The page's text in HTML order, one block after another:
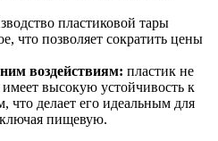
пластиковой тары
что позволяет сократить цены
воздействиям: пластик не
высокую устойчивость к
что делает его идеальным для
пищевую.